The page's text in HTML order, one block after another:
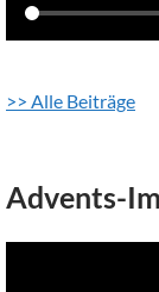
>> Alle Beiträge
Advents-